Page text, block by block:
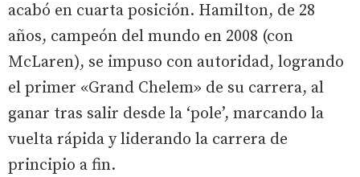
acabó en cuarta posición. Hamilton, de 28
años, campeón del mundo en 2008 (con
McLaren), se impuso con autoridad, logrando
el primer «Grand Chelem» de su carrera, al
ganar tras salir desde la ‘pole’, marcando la
vuelta rápida y liderando la carrera de
principio a fin.